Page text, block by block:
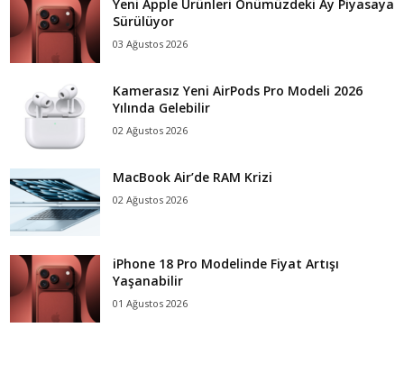
Yeni Apple Ürünleri Önümüzdeki Ay Piyasaya
Sürülüyor
03 Ağustos 2026
Kamerasız Yeni AirPods Pro Modeli 2026
Yılında Gelebilir
02 Ağustos 2026
MacBook Air’de RAM Krizi
02 Ağustos 2026
iPhone 18 Pro Modelinde Fiyat Artışı
Yaşanabilir
01 Ağustos 2026